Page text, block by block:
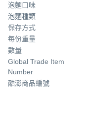
泡麵口味
泡麵種類
保存方式
每份重量
數量
Global Trade Item
Number
酷澎商品編號